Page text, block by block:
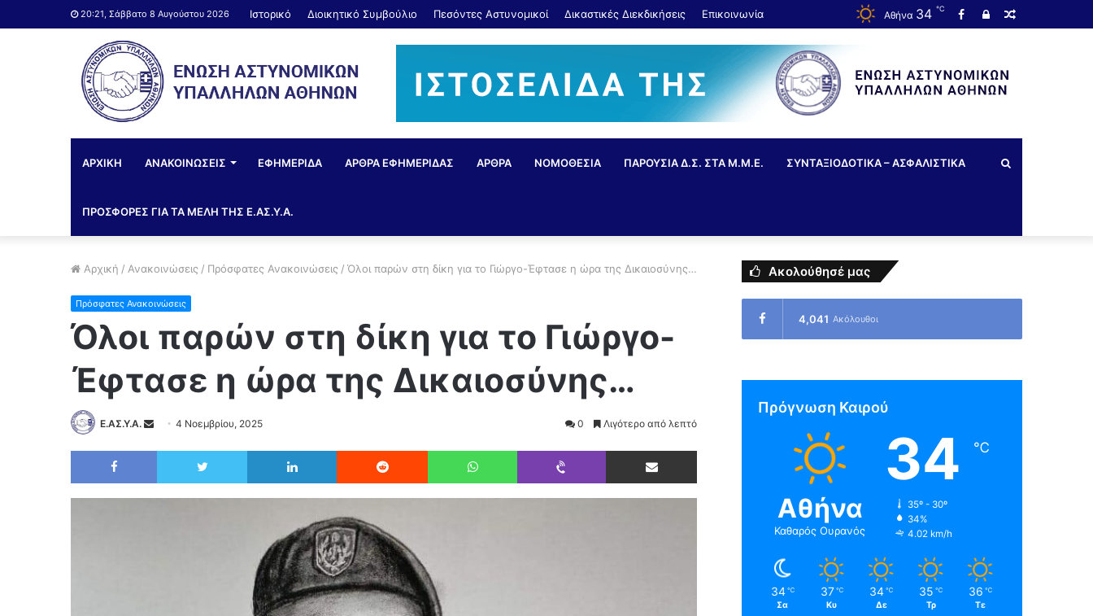
20:21, Σάββατο 8 Αυγούστου 2026 Ιστορικό Διοικητικό Συμβούλιο Πεσόντες Αστυνομικοί Δικαστικές Διεκδικήσεις Επικοινωνία Αθήνα 34 ℃
ΑΡΧΙΚΗ ΑΝΑΚΟΙΝΩΣΕΙΣ ΕΦΗΜΕΡΙΔΑ ΑΡΘΡΑ ΕΦΗΜΕΡΙΔΑΣ ΑΡΘΡΑ ΝΟΜΟΘΕΣΙΑ ΠΑΡΟΥΣΙΑ Δ.Σ. ΣΤΑ Μ.Μ.Ε. ΣΥΝΤΑΞΙΟΔΟΤΙΚΑ – ΑΣΦΑΛΙΣΤΙΚΑ
ΠΡΟΣΦΟΡΕΣ ΓΙΑ ΤΑ ΜΕΛΗ ΤΗΣ Ε.ΑΣ.Υ.Α.
Αρχική / Ανακοινώσεις / Πρόσφατες Ανακοινώσεις / Όλοι παρών στη δίκη για το Γιώργο-Έφτασε η ώρα της Δικαιοσύνης…
Πρόσφατες Ανακοινώσεις
Όλοι παρών στη δίκη για το Γιώργο-
Έφτασε η ώρα της Δικαιοσύνης…
Ε.ΑΣ.Υ.Α. 4 Νοεμβρίου, 2025 0 Λιγότερο από λεπτό
Ακολούθησέ μας
4,041 Ακόλουθοι
Πρόγνωση Καιρού
Αθήνα
Καθαρός Ουρανός
34 ℃
35º - 30º
34%
4.02 km/h
34 ℃
Σα
37 ℃
Κυ
34 ℃
Δε
35 ℃
Τρ
36 ℃
Τε